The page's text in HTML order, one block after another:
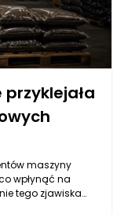
maszyny
wpłynąć na
tego zjawiska